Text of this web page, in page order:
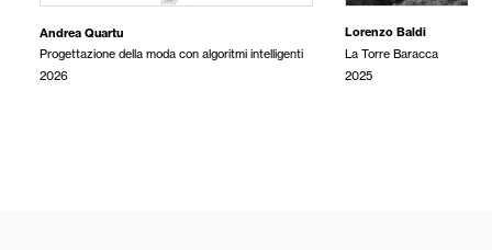
Andrea Quartu
Progettazione della moda con algoritmi intelligenti
2026
Lorenzo Baldi
La Torre Baracca
2025